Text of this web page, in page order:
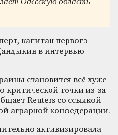
Одесскую область
капитан первого
в интервью
становится всё хуже
критической точки из-за
Reuters со ссылкой
аграрной конфедерации.
активизировала